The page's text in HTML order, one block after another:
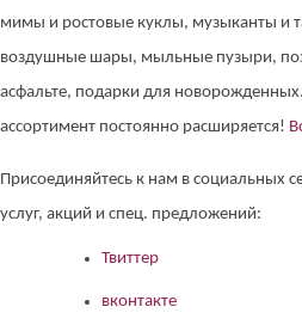
мимы и ростовые куклы, музыканты и
воздушные шары, мыльные пузыри,
асфальте, подарки для
ассортимент постоянно расширяется!
Присоединяйтесь к нам в социальных
услуг, акций и спец. предложений:
Твиттер
вконтакте